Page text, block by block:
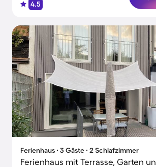
4.5
Ferienhaus ∙ 3 Gäste ∙ 2 Schlafzimmer